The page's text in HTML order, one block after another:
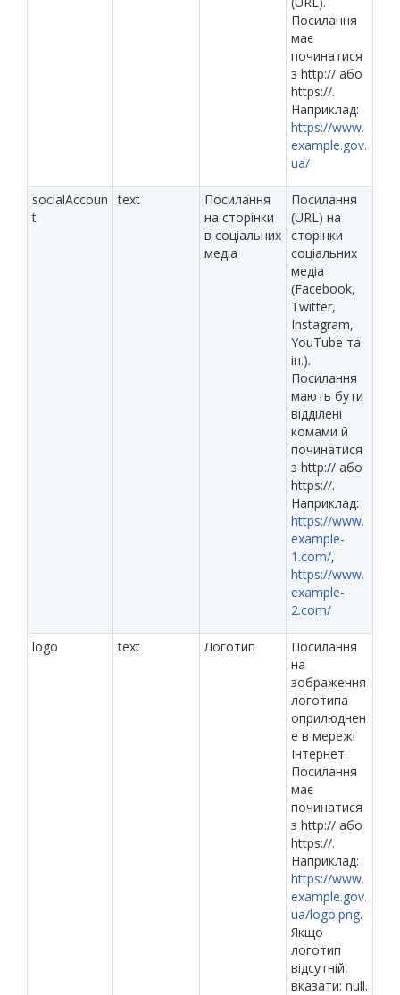
Посилання
має
починатися
з http:// або
https://.
Наприклад:
https://www.
example.gov.
ua/
socialAccoun
t
text
Посилання
на сторінки
в соціальних
медіа
Посилання
(URL) на
сторінки
соціальних
медіа
(Facebook,
Twitter,
Instagram,
YouTube та
ін.).
Посилання
мають бути
відділені
комами й
починатися
з http:// або
https://.
Наприклад:
https://www.
example-
1.com/,
https://www.
example-
2.com/
logo text Логотип
Посилання
на
зображення
логотипа
оприлюднен
е в мережі
Інтернет.
Посилання
має
починатися
з http:// або
https://.
Наприклад:
https://www.
example.gov.
ua/logo.png.
Якщо
логотип
відсутній,
вказати: null.